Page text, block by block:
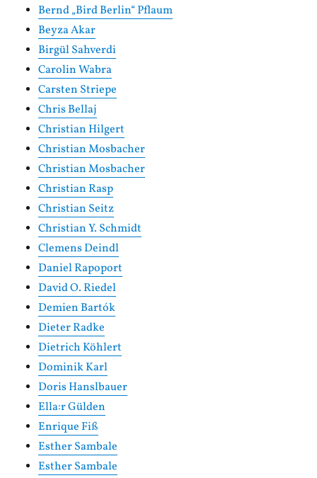
Bernd „Bird Berlin“ Pflaum
Beyza Akar
Birgül Sahverdi
Carolin Wabra
Carsten Striepe
Chris Bellaj
Christian Hilgert
Christian Mosbacher
Christian Mosbacher
Christian Rasp
Christian Seitz
Christian Y. Schmidt
Clemens Deindl
Daniel Rapoport
David O. Riedel
Demien Bartók
Dieter Radke
Dietrich Köhlert
Dominik Karl
Doris Hanslbauer
Ella:r Gülden
Enrique Fiß
Esther Sambale
Esther Sambale